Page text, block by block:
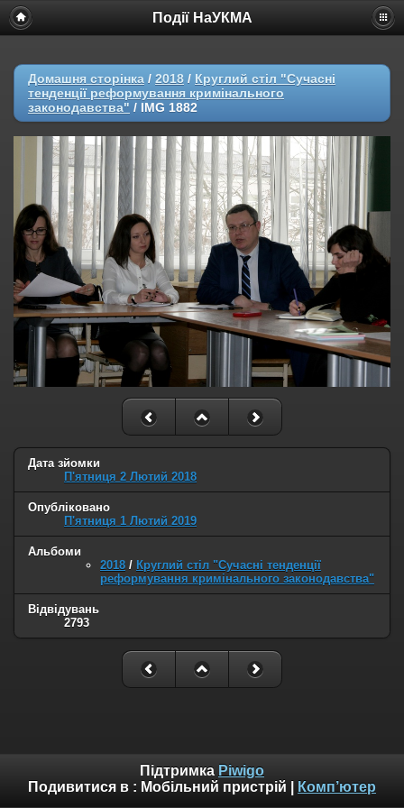
Події НаУКМА
Домашня сторінка / 2018 / Круглий стіл "Сучасні
тенденції реформування кримінального
законодавства" / IMG 1882
Дата зйомки
П'ятниця 2 Лютий 2018
Опубліковано
П'ятниця 1 Лютий 2019
Альбоми
2018 / Круглий стіл "Сучасні тенденції
реформування кримінального законодавства"
Відвідувань
2793
Підтримка Piwigo
Подивитися в : Мобільний пристрій Комп’ютер